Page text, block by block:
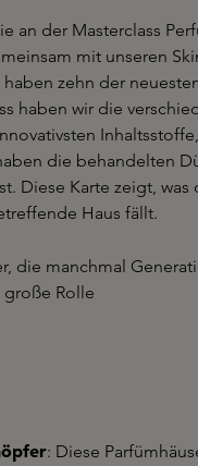
an der Masterclass
mit unseren
zehn der
haben wir die
die behandelten
Diese Karte zeigt,
Haus fällt.
die manchmal
große Rolle
: Diese